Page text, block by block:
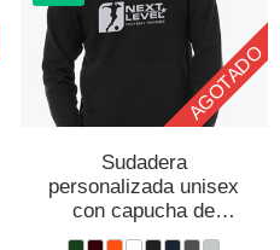
AGOTADO
Sudadera
personalizada unisex
con capucha de
algodón orgánico